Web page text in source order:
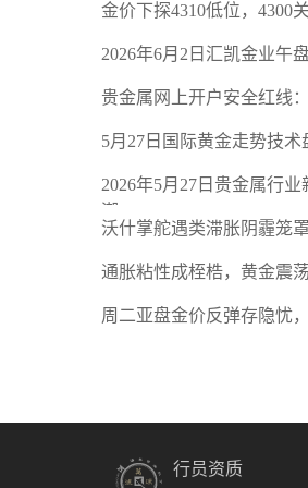
金价下探4310低位，4300
2026年6月2日汇凯金业午
贵金属网上开户安全红线
5月27日国际黄金走势技
2026年5月27日贵金属行
潮
沃什掌舵遇类滞胀阴霾笼
通胀粘性成桎梏，黄金震荡
周二亚盘金价反弹存隐忧
行员资质